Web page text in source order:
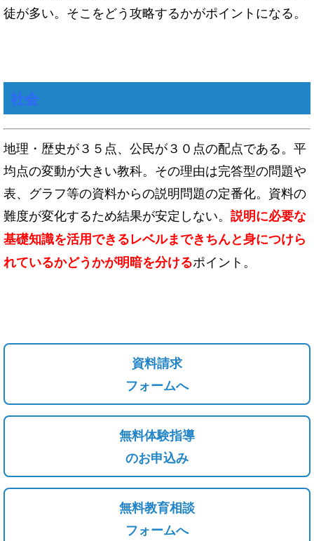
徒が多い。そこをどう攻略するかがポイントになる。
社会
地理・歴史が３５点、公民が３０点の配点である。平
均点の変動が大きい教科。その理由は完答型の問題や
表、グラフ等の資料からの説明問題の定番化。資料の
難度が変化するため結果が安定しない。 説明に必要な
基礎知識を活用できるレベルまできちんと身につけら
れているかどうかが明暗を分けるポイント。
資料請求
フォームへ
無料体験指導
のお申込み
無料教育相談
フォームへ